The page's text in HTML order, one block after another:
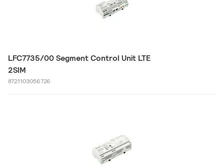
LFC7735/00 Segment Control Unit LTE
2SIM
8721103056726